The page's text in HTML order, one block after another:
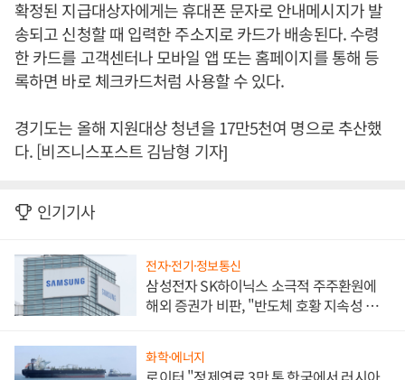
확정된 지급대상자에게는 휴대폰 문자로 안내메시지가 발
송되고 신청할 때 입력한 주소지로 카드가 배송된다. 수령
한 카드를 고객센터나 모바일 앱 또는 홈페이지를 통해 등
록하면 바로 체크카드처럼 사용할 수 있다.
경기도는 올해 지원대상 청년을 17만5천여 명으로 추산했
다. [비즈니스포스트 김남형 기자]
인기기사
전자·전기·정보통신
삼성전자 SK하이닉스 소극적 주주환원에
해외 증권가 비판, "반도체 호황 지속성 의
화학·에너지